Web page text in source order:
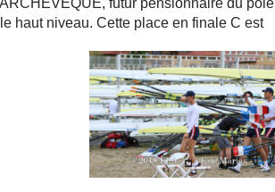
futur pensionnaire du pôle
haut niveau. Cette place en finale C est